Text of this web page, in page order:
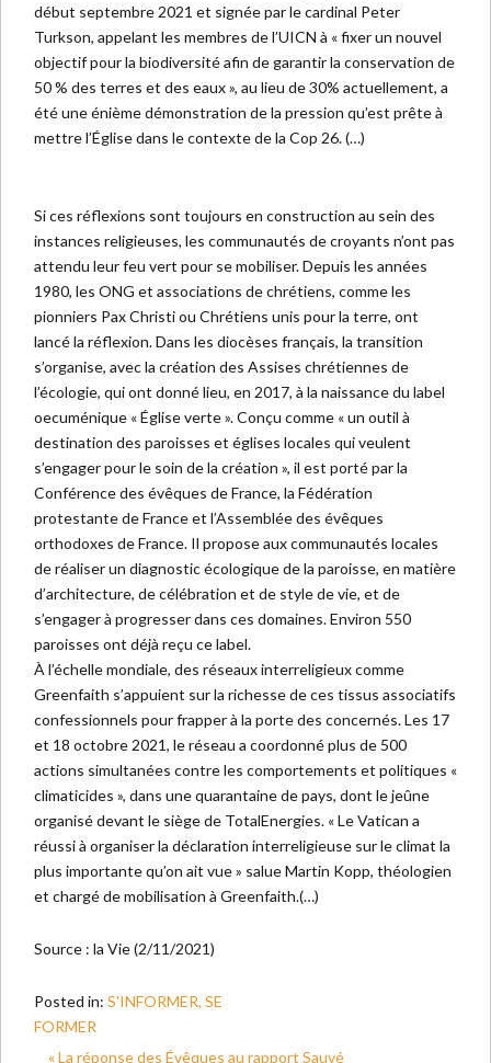
début septembre 2021 et signée par le cardinal Peter
Turkson, appelant les membres de l’UICN à « fixer un nouvel
objectif pour la biodiversité afin de garantir la conservation de
50 % des terres et des eaux », au lieu de 30% actuellement, a
été une énième démonstration de la pression qu’est prête à
mettre l’Église dans le contexte de la Cop 26. (…)
Si ces réflexions sont toujours en construction au sein des
instances religieuses, les communautés de croyants n’ont pas
attendu leur feu vert pour se mobiliser. Depuis les années
1980, les ONG et associations de chrétiens, comme les
pionniers Pax Christi ou Chrétiens unis pour la terre, ont
lancé la réflexion. Dans les diocèses français, la transition
s’organise, avec la création des Assises chrétiennes de
l’écologie, qui ont donné lieu, en 2017, à la naissance du label
oecuménique « Église verte ». Conçu comme « un outil à
destination des paroisses et églises locales qui veulent
s’engager pour le soin de la création », il est porté par la
Conférence des évêques de France, la Fédération
protestante de France et l’Assemblée des évêques
orthodoxes de France. Il propose aux communautés locales
de réaliser un diagnostic écologique de la paroisse, en matière
d’architecture, de célébration et de style de vie, et de
s’engager à progresser dans ces domaines. Environ 550
paroisses ont déjà reçu ce label.
À l’échelle mondiale, des réseaux interreligieux comme
Greenfaith s’appuient sur la richesse de ces tissus associatifs
confessionnels pour frapper à la porte des concernés. Les 17
et 18 octobre 2021, le réseau a coordonné plus de 500
actions simultanées contre les comportements et politiques «
climaticides », dans une quarantaine de pays, dont le jeûne
organisé devant le siège de TotalEnergies. « Le Vatican a
réussi à organiser la déclaration interreligieuse sur le climat la
plus importante qu’on ait vue » salue Martin Kopp, théologien
et chargé de mobilisation à Greenfaith.(…)
Source : la Vie (2/11/2021)
Posted in: S'INFORMER, SE
FORMER
« La réponse des Évêques au rapport Sauvé